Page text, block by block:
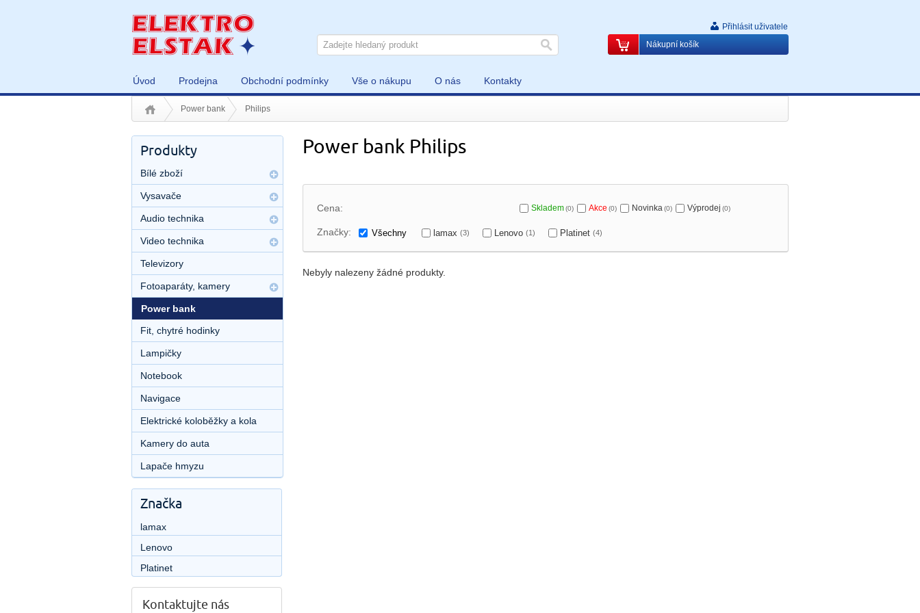
Úvod Prodejna Obchodní podmínky Vše o nákupu O nás Kontakty
Přihlásit uživatele
Nákupní košík
Power bank Philips
Power bank Philips
Cena: Skladem(0) Akce (0) Novinka(0) Výprodej (0)
Značky: Všechny lamax (3) Lenovo (1) Platinet (4)
Nebyly nalezeny žádné produkty.
Produkty
Bílé zboží
Vysavače
Audio technika
Video technika
Televizory
Fotoaparáty, kamery
Power bank
Fit, chytré hodinky
Lampičky
Notebook
Navigace
Elektrické koloběžky a kola
Kamery do auta
Lapače hmyzu
Značka
lamax
Lenovo
Platinet
Kontaktujte nás